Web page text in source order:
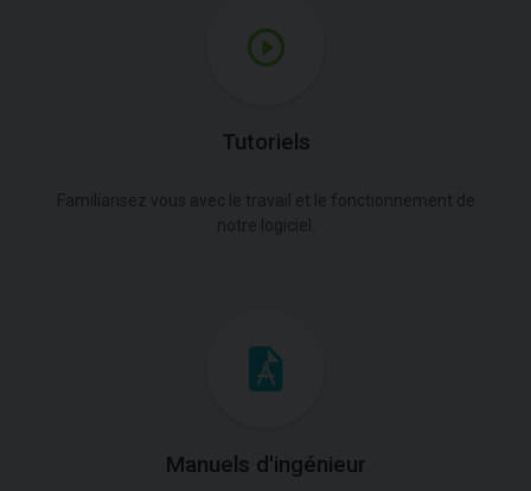
Tutoriels
Manuels d'ingénieur